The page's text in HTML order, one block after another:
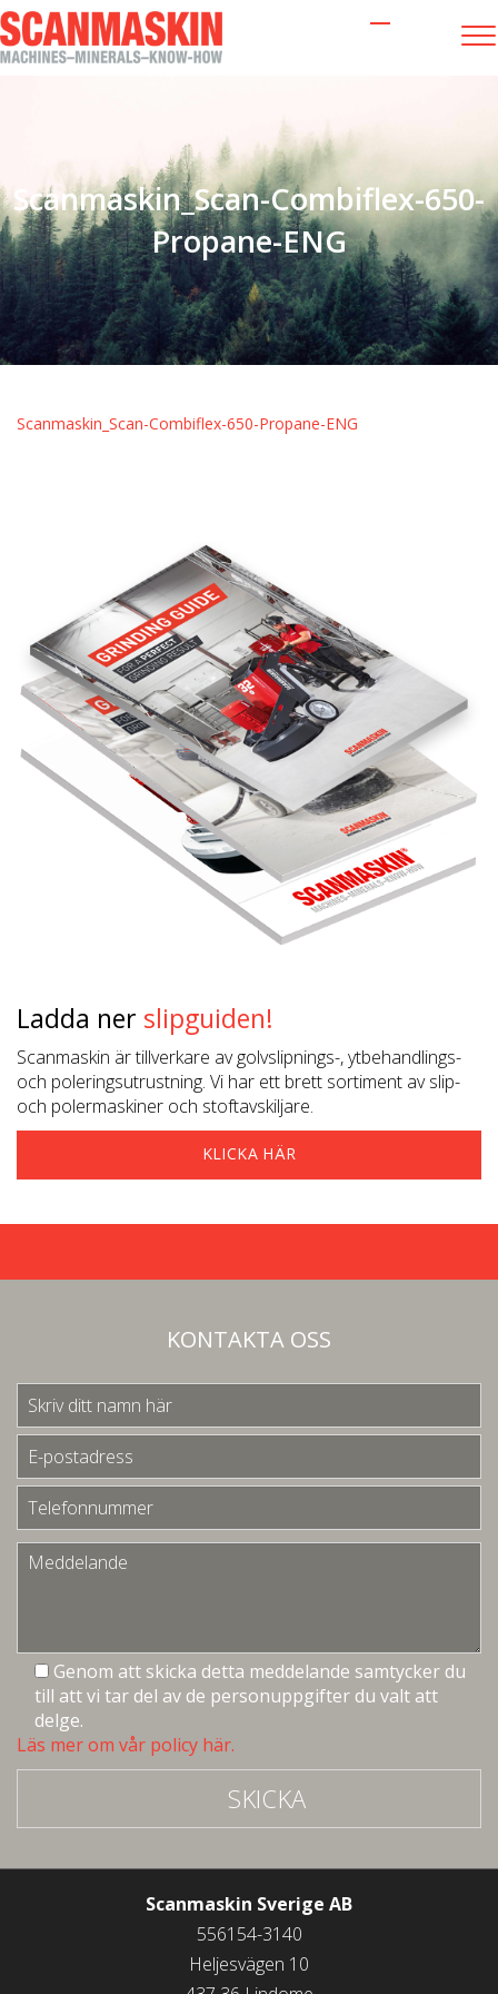
Scanmaskin_Scan-Combiflex-650-
Propane-ENG
Scanmaskin_Scan-Combiflex-650-Propane-ENG
Ladda ner slipguiden!
Scanmaskin är tillverkare av golvslipnings-, ytbehandlings-
och poleringsutrustning. Vi har ett brett sortiment av slip-
och polermaskiner och stoftavskiljare.
KLICKA HÄR
KONTAKTA OSS
Genom att skicka detta meddelande samtycker du
till att vi tar del av de personuppgifter du valt att
delge.
Läs mer om vår policy här.
SKICKA
Scanmaskin Sverige AB
556154-3140
Heljesvägen 10